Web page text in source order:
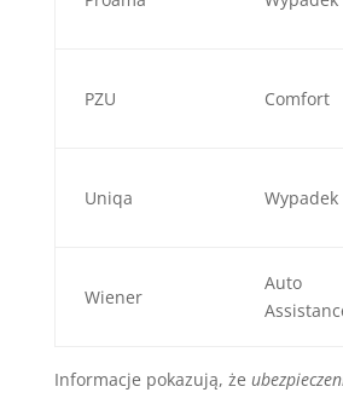
PZU Comfort
Uniqa Wypadek
Wiener
Auto
Informacje pokazują, że